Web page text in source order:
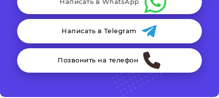
Написать в WhatsApp
Написать в Telegram
Позвонить на телефон